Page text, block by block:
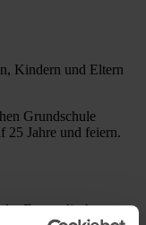
Kindern und Eltern
Grundschule
25 Jahre und feiern.
Evangelischen